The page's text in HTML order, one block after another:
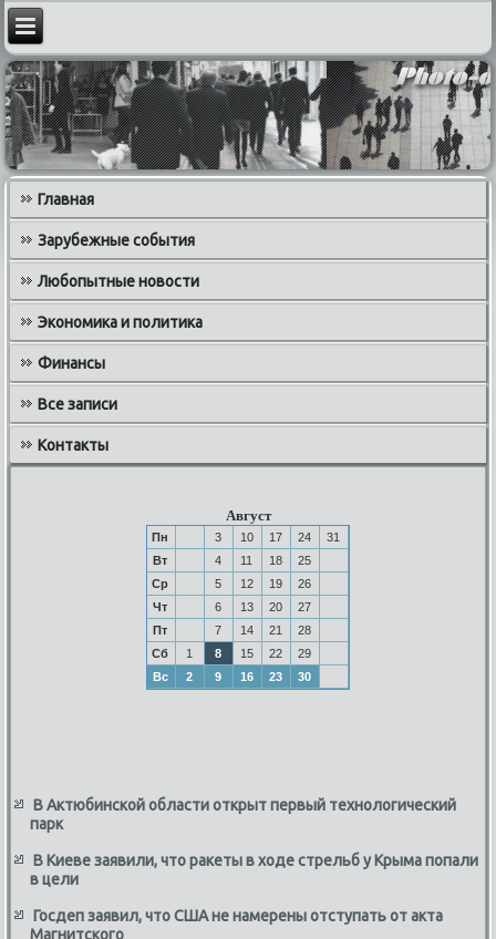
Главная
Зарубежные события
Любопытные новости
Экономика и политика
Финансы
Все записи
Контакты
Август
Пн 3 10 17 24
31
Вт
4 11 18
25
Ср
5 12 19
26
Чт
6 13 20
27
Пт
7 14 21
28
Сб
1 8 15 22
29
Вс
2 9 16 23 30
В Актюбинской области открыт первый технологический
парк
В Киеве заявили, что ракеты в ходе стрельб у Крыма попали
в цели
Госдеп заявил, что США не намерены отступать от акта
Магнитского